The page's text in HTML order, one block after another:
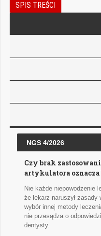
SPIS TREŚCI
NGS 4/2026
Czy brak
artykulatora oznacza
Nie każde niepowodzenie
że lekarz naruszył zasady
wybór innej metody
nie przesądza o
dentysty.